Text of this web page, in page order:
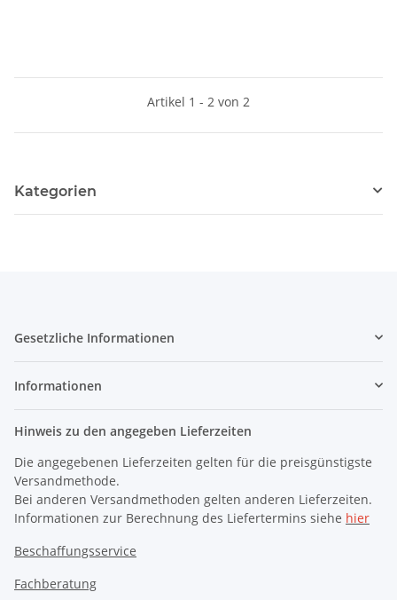
Artikel 1 - 2 von 2
Kategorien
Gesetzliche Informationen
Informationen
Hinweis zu den angegeben Lieferzeiten
Die angegebenen Lieferzeiten gelten für die preisgünstigste
Versandmethode.
Bei anderen Versandmethoden gelten anderen Lieferzeiten.
Informationen zur Berechnung des Liefertermins siehe hier
Beschaffungsservice
Fachberatung